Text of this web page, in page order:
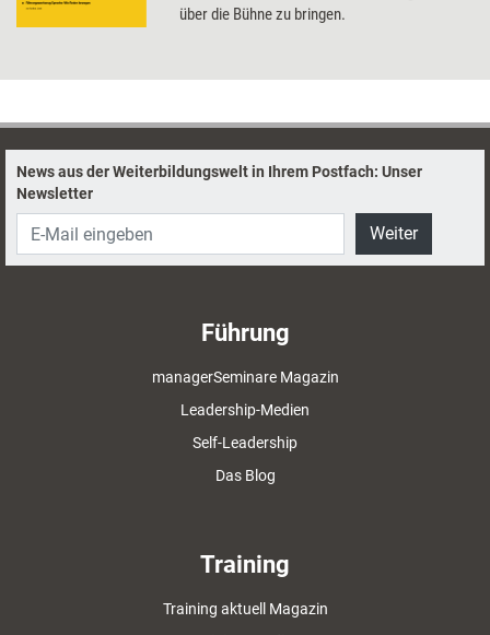
über die Bühne zu bringen.
News aus der Weiterbildungswelt in Ihrem Postfach: Unser
Newsletter
Weiter
Führung
managerSeminare Magazin
Leadership-Medien
Self-Leadership
Das Blog
Training
Training aktuell Magazin